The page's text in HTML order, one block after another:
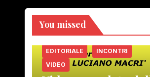
You missed
EDITORIALE
INCONTRI
VIDEO